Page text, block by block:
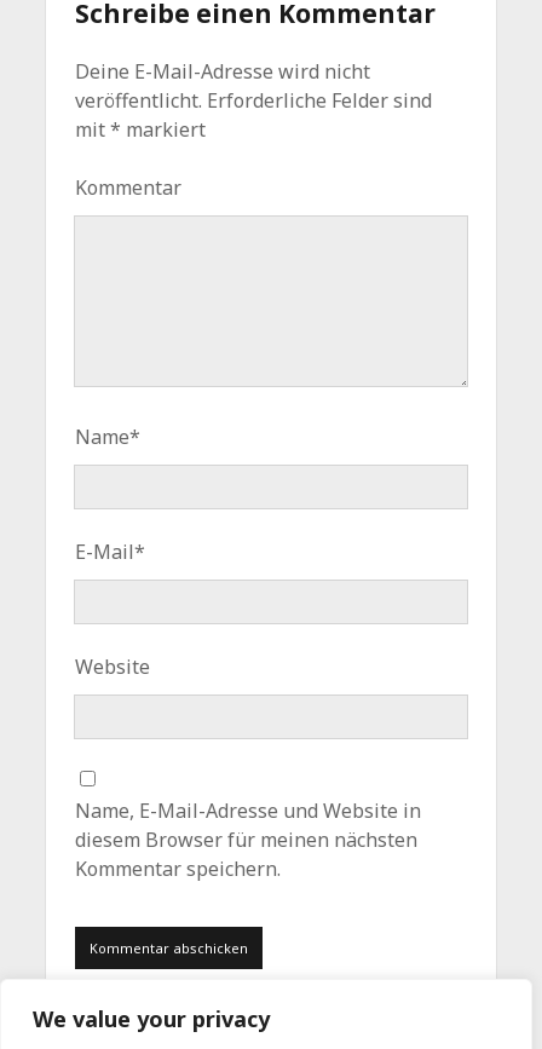
We value your privacy
Schreibe einen Kommentar
Deine E-Mail-Adresse wird nicht
veröffentlicht. Erforderliche Felder sind
mit* markiert
Kommentar
Name*
E-Mail*
Website
Name, E-Mail-Adresse und Website in
diesem Browser für meinen nächsten
Kommentar speichern.